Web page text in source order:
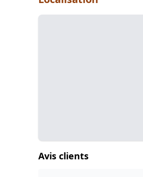
Avis clients